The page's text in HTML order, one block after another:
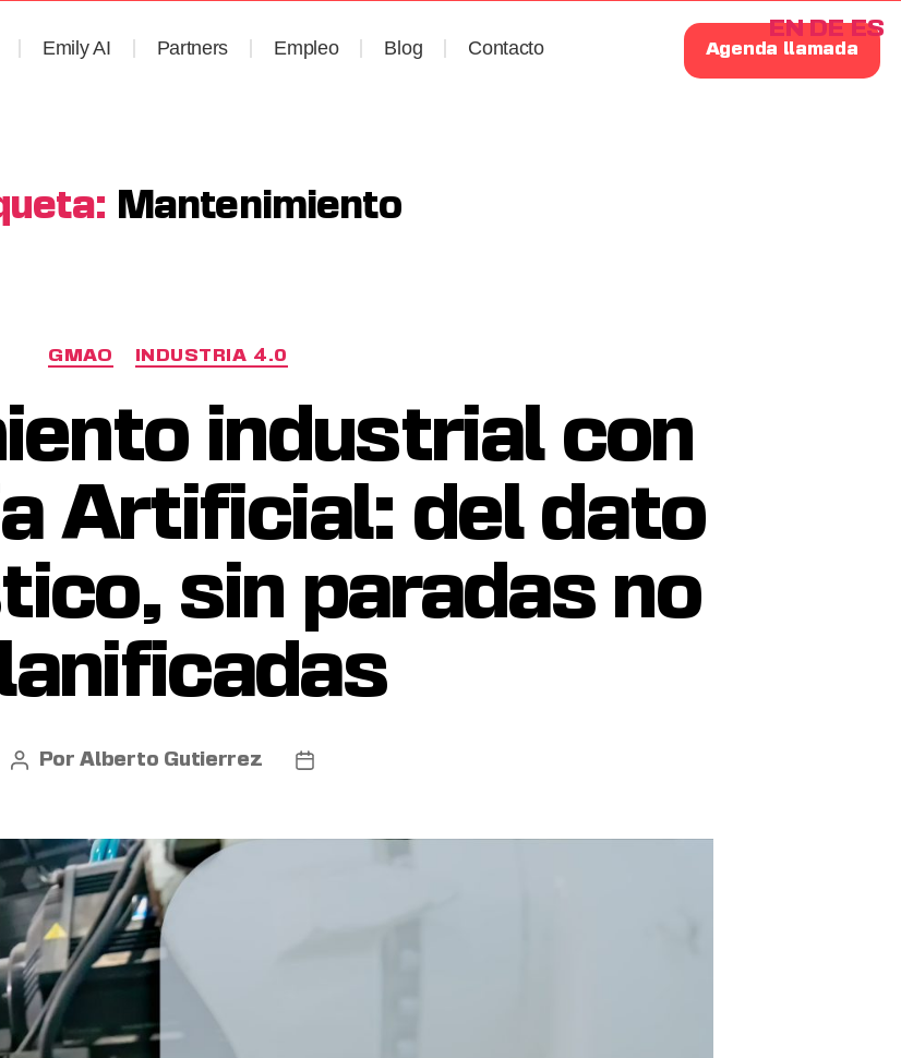
Emily AI Partners Empleo Blog Contacto Agenda llamada
Mantenimiento
GMAO INDUSTRIA 4.0
industrial con
Artificial: del dato
sin paradas no
PorAlberto Gutierrez
EN DE ES